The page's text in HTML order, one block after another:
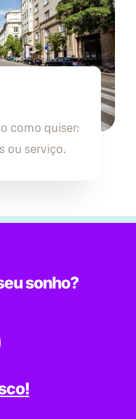
como quiser:
ou serviço.
sonho?